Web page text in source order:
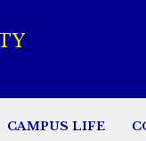
CAMPUS LIFE